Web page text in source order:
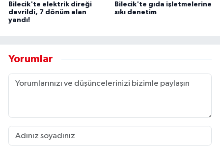
Bilecik'te elektrik direği
devrildi, 7 dönüm alan
yandı!
Bilecik'te gıda işletmelerine
sıkı denetim
Yorumlar